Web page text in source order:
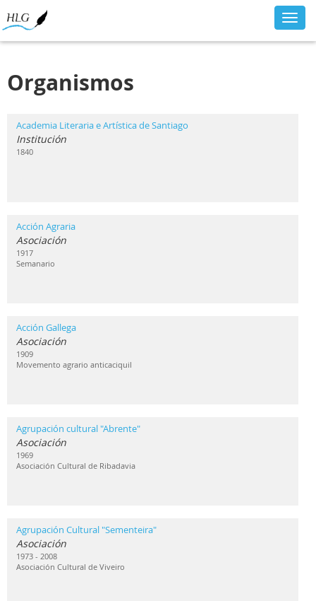
Organismos
Academia Literaria e Artística de Santiago
Institución
1840
Acción Agraria
Asociación
1917
Semanario
Acción Gallega
Asociación
1909
Movemento agrario anticaciquil
Agrupación cultural "Abrente"
Asociación
1969
Asociación Cultural de Ribadavia
Agrupación Cultural "Sementeira"
Asociación
1973 - 2008
Asociación Cultural de Viveiro